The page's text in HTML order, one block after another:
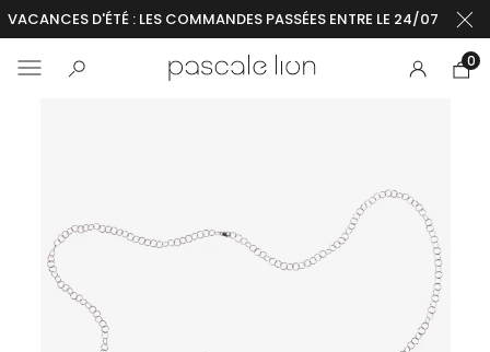
VACANCES D'ÉTÉ : LES COMMANDES PASSÉES ENTRE LE 24/07 ET
0